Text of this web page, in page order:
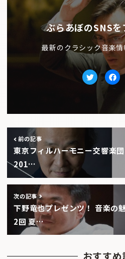
ぶらあぼのSNSを
最新のクラシック音楽
Twitter
前の記事
東京フィルハーモニー交響楽
201…
次の記事
下野竜也プレゼンツ！ 音楽の
2回 夏…
おすすめ